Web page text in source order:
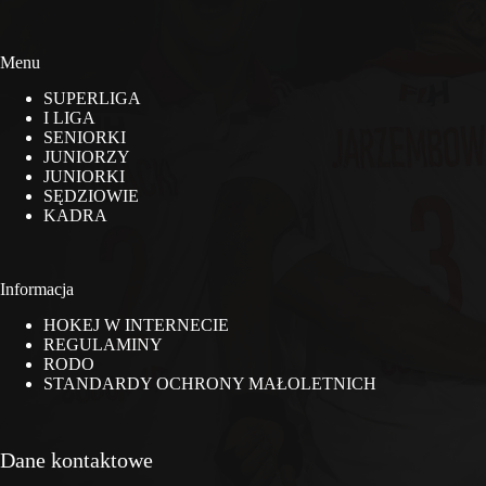
Menu
SUPERLIGA
I LIGA
SENIORKI
JUNIORZY
JUNIORKI
SĘDZIOWIE
KADRA
Informacja
HOKEJ W INTERNECIE
REGULAMINY
RODO
STANDARDY OCHRONY MAŁOLETNICH
Dane kontaktowe